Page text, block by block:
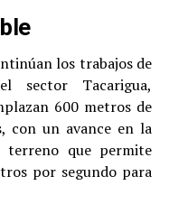
los trabajos de
sector Tacarigua,
600 metros de
con un avance en la
terreno que permite
por segundo para